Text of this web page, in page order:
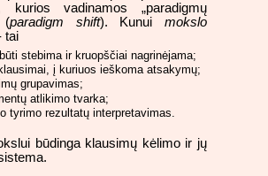
kurios vadinamos „paradigmų
(paradigm shift). Kunui mokslo
tai
stebima ir kruopščiai nagrinėjama;
į kuriuos ieškoma atsakymų;
grupavimas;
atlikimo tvarka;
tyrimo rezultatų interpretavimas.
būdinga klausimų kėlimo ir jų